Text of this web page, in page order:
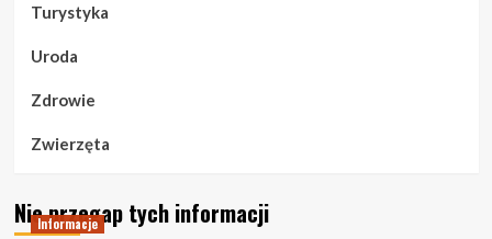
Turystyka
Uroda
Zdrowie
Zwierzęta
Nie przegap tych informacji
Informacje